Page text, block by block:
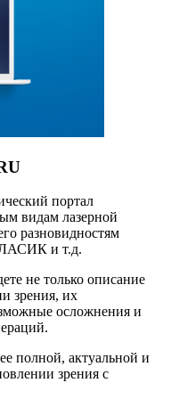
портал
видам лазерной
разновидностям
и т.д.
не только описание
зрения, их
осложнения и
полной, актуальной и
зрения с